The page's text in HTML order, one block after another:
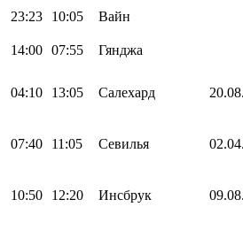
23:23 10:05
Вайн
14:00 07:55 Гянджа
04:10 13:05 Салехард
07:40 11:05 Севилья
10:50 12:20 Инсбрук